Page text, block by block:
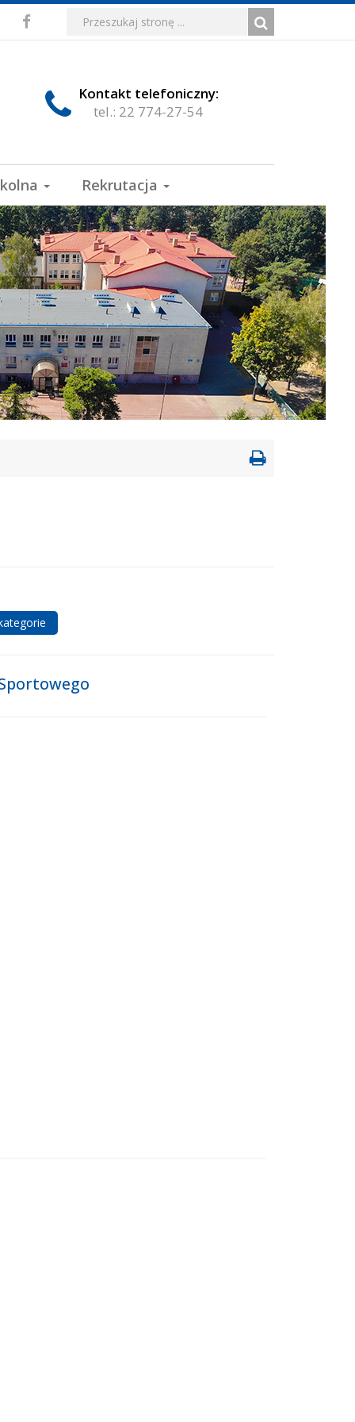
MediaFacebookWyszukiwarka
Formularz
wyszukiwania
Wyszukiwana
fraza:
Szukaj
Kontakt telefoniczny:
tel.: 22 774-27-54
Rekrutacja
Drukowanie